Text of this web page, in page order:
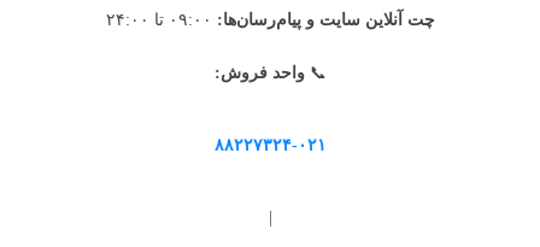
چت آنلاین سایت و پیام‌رسان‌ها:
📞واحد فروش:
۸۸۲۲۷۳۲۴-۰۲۱